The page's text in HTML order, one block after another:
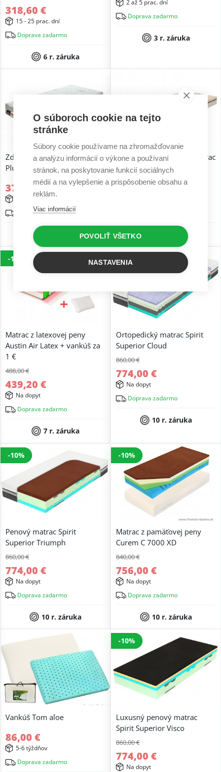
318,60 €
15 - 25 prac. dní
Doprava zadarmo
6 r. záruka
2 až 5 prac. dní
Doprava zadarmo
3 r. záruka
Zdravotný matrac Memory
Plus
372,50 €
2 až 5 prac. dní
Doprava zadarmo
Antialergický latexový matrac
Medi Vita plus
698,55 €
5 r. záruka
-10%
Matrac z latexovej peny
Austin Air Latex + vankúš za
1 €
488,00 €
439,20 €
Na dopyt
Doprava zadarmo
7 r. záruka
-10%
Ortopedický matrac Spirit
Superior Cloud
860,00 €
774,00 €
Na dopyt
Doprava zadarmo
10 r. záruka
-10%
Penový matrac Spirit
Superior Triumph
860,00 €
774,00 €
Na dopyt
Doprava zadarmo
10 r. záruka
-10%
Matrac z pamäťovej peny
Curem C 7000 XD
840,00 €
756,00 €
Na dopyt
Doprava zadarmo
10 r. záruka
Vankúš Tom aloe
86,00 €
5-6 týždňov
Doprava zadarmo
-10%
Luxusný penový matrac
Spirit Superior Visco
860,00 €
774,00 €
Na dopyt
O súboroch cookie na tejto
stránke
Súbory cookie používame na zhromažďovanie
a analýzu informácií o výkone a používaní
stránok, na poskytovanie funkcií sociálnych
médií a na vylepšenie a prispôsobenie obsahu a
reklám.
Viac informácií
POVOLIŤ VŠETKO
NASTAVENIA